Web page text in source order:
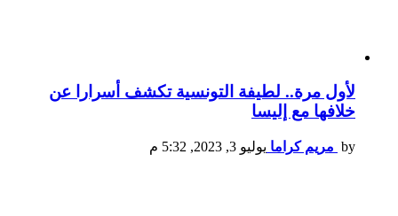
لأول مرة.. لطيفة التونسية تكشف أسرارا عن
خلافها مع إليسا
by مريم كراما يوليو 3, 2023, 5:32 م